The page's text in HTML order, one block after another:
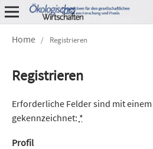
Home / Registrieren
Registrieren
Erforderliche Felder sind mit
gekennzeichnet: *
Profil